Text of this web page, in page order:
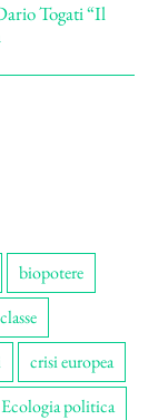
Togati “Il
biopotere
crisi europea
Ecologia politica